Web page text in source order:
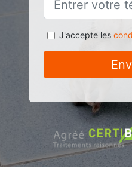
J'accepte les